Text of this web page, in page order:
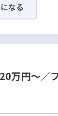
なる
万円～／